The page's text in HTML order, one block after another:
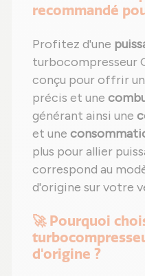
recommandé
Profitez d'une
turbocompresseur
conçu pour offrir
précis et une
générant ainsi une
et une
plus pour allier
correspond au
d'origine sur votre
🚀 Pourquoi
d'origine ?